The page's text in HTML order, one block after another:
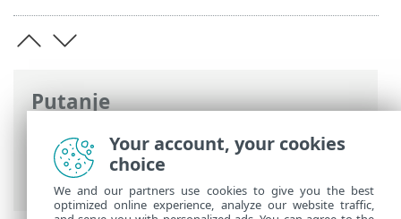
Putanje
ESET-ova online pomoć> ESET NOD32
Antivirus
>Rad s programom ESET
NOD32 Antivirus
> Podešavanje
Your account, your cookies
choice
We and our partners use cookies to give you the best
optimized online experience, analyze our website traffic,